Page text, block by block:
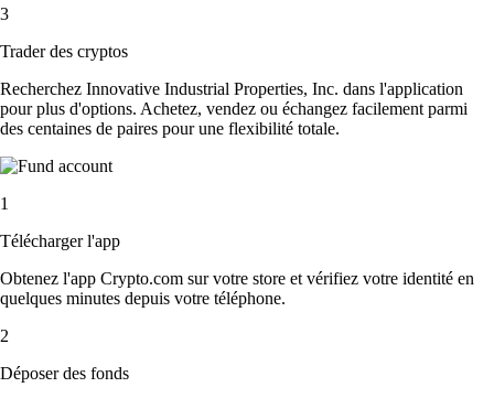
3
Trader des cryptos
Recherchez Innovative Industrial Properties, Inc. dans l'application
pour plus d'options. Achetez, vendez ou échangez facilement parmi
des centaines de paires pour une flexibilité totale.
1
Télécharger l'app
Obtenez l'app Crypto.com sur votre store et vérifiez votre identité en
quelques minutes depuis votre téléphone.
2
Déposer des fonds